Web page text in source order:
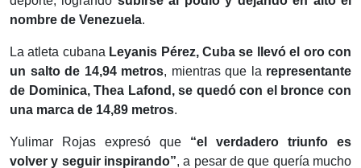
nombre de Venezuela.
La atleta cubana Leyanis Pérez, Cuba se llevó el oro con
un salto de 14,94 metros, mientras que la representante
de Dominica, Thea Lafond, se quedó con el bronce con
una marca de 14,89 metros.
Yulimar Rojas expresó que “el verdadero triunfo es
volver y seguir inspirando”, a pesar de que quería mucho